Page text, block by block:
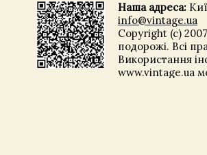
Наша адреса:
info@vintage.ua
Copyright (c)
подорожі. Всі
Використання
www.vintage.ua